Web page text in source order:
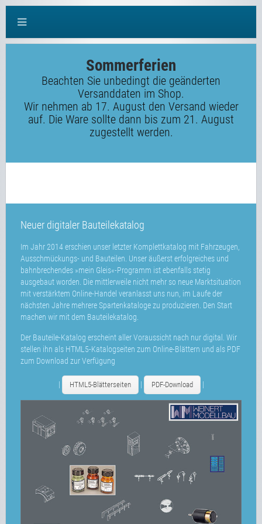
Sommerferien
Beachten Sie unbedingt die geänderten
Versanddaten im Shop.
Wir nehmen ab 17. August den Versand wieder
auf. Die Ware sollte dann bis zum 21. August
zugestellt werden.
Neuer digitaler Bauteilekatalog
Im Jahr 2014 erschien unser letzter Komplettkatalog mit Fahrzeugen,
Ausschmückungs- und Bauteilen. Unser äußerst erfolgreiches und
bahnbrechendes »mein Gleis«-Programm ist ebenfalls stetig
ausgebaut worden. Die mittlerweile nicht mehr so neue Marktsituation
mit verstärktem Online-Handel veranlasst uns nun, im Laufe der
nächsten Jahre mehrere Spartenkataloge zu produzieren. Den Start
machen wir mit dem Bauteilekatalog.
Der Bauteile-Katalog erscheint aller Voraussicht nach nur digital. Wir
stellen ihn als HTML5-Katalogseiten zum Online-Blättern und als PDF
zum Download zur Verfügung
| HTML5-Blätterseiten | PDF-Download |